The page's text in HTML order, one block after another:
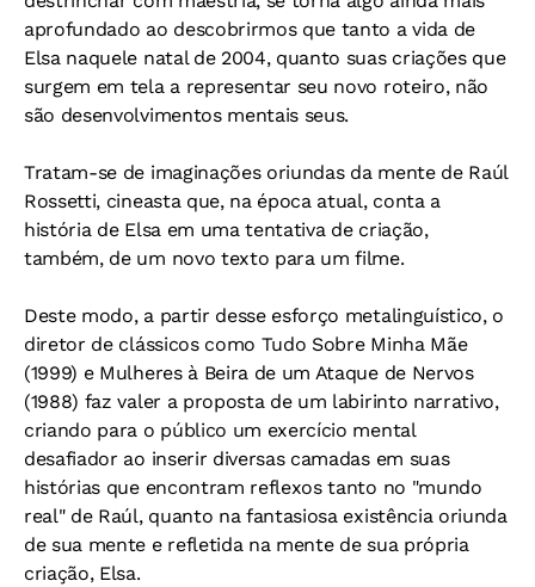
aprofundado ao descobrirmos que tanto a vida de
Elsa naquele natal de 2004, quanto suas criações que
surgem em tela a representar seu novo roteiro, não
são desenvolvimentos mentais seus.
Tratam-se de imaginações oriundas da mente de Raúl
Rossetti, cineasta que, na época atual, conta a
história de Elsa em uma tentativa de criação,
também, de um novo texto para um filme.
Deste modo, a partir desse esforço metalinguístico, o
diretor de clássicos como Tudo Sobre Minha Mãe
(1999) e Mulheres à Beira de um Ataque de Nervos
(1988) faz valer a proposta de um labirinto narrativo,
criando para o público um exercício mental
desafiador ao inserir diversas camadas em suas
histórias que encontram reflexos tanto no "mundo
real" de Raúl, quanto na fantasiosa existência oriunda
de sua mente e refletida na mente de sua própria
criação, Elsa.